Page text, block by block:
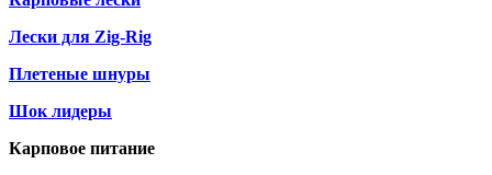
Лески для Zig-Rig
Плетеные шнуры
Шок лидеры
Карповое питание